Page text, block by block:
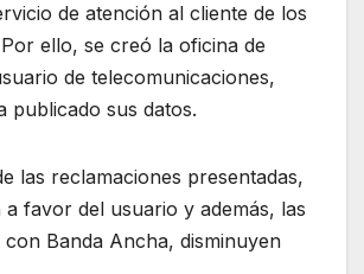
de atención al cliente de los
ello, se creó la oficina de
de telecomunicaciones,
publicado sus datos.
las reclamaciones presentadas,
a favor del usuario y además, las
con Banda Ancha, disminuyen